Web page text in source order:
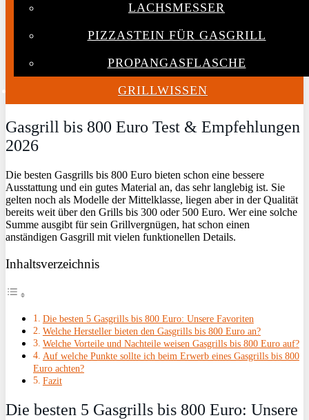
LACHSMESSER
PIZZASTEIN FÜR GASGRILL
PROPANGASFLASCHE
GRILLWISSEN
Gasgrill bis 800 Euro Test & Empfehlungen
2026
Die besten Gasgrills bis 800 Euro bieten schon eine bessere
Ausstattung und ein gutes Material an, das sehr langlebig ist. Sie
gelten noch als Modelle der Mittelklasse, liegen aber in der Qualität
bereits weit über den Grills bis 300 oder 500 Euro. Wer eine solche
Summe ausgibt für sein Grillvergnügen, hat schon einen
anständigen Gasgrill mit vielen funktionellen Details.
Inhaltsverzeichnis
Die besten 5 Gasgrills bis 800 Euro: Unsere Favoriten
Welche Hersteller bieten den Gasgrills bis 800 Euro an?
Welche Vorteile und Nachteile weisen Gasgrills bis 800 Euro auf?
Auf welche Punkte sollte ich beim Erwerb eines Gasgrills bis 800
Euro achten?
Fazit
Die besten 5 Gasgrills bis 800 Euro: Unsere